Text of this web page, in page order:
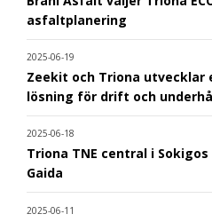
asfaltplanering
2025-06-19
Zeekit och Triona
lösning för drift och
2025-06-18
Triona TNE central i
Gaida
2025-06-11